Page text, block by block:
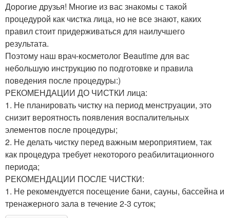
Дорогие друзья! Многие из вас знакомы с такой
процедурой как чистка лица, но не все знают, каких
правил стоит придерживаться для наилучшего
результата.
Поэтому наш врач-косметолог Beautime для вас
небольшую инструкцию по подготовке и правила
поведения после процедуры:)
РЕКОМЕНДАЦИИ ДО ЧИСТКИ лица:
1. Не планировать чистку на период менструации, это
снизит вероятность появления воспалительных
элементов после процедуры;
2. Не делать чистку перед важным мероприятием, так
как процедура требует некоторого реабилитационного
периода;
РЕКОМЕНДАЦИИ ПОСЛЕ ЧИСТКИ:
1. Не рекомендуется посещение бани, сауны, бассейна и
тренажерного зала в течение 2-3 суток;